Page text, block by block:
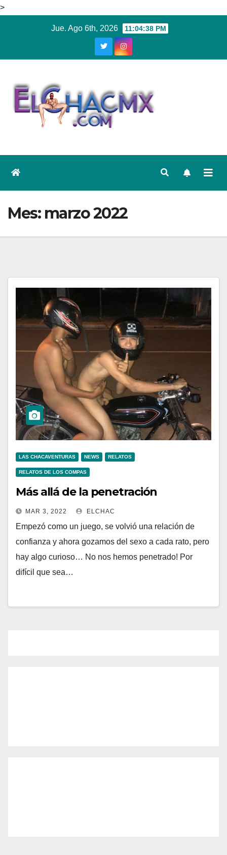
>
Jue. Ago 6th, 2026 11:04:38 PM
Mes: marzo 2022
LAS CHACAVENTURAS NEWS RELATOS
RELATOS DE LOS COMPAS
Más allá de la penetración
MAR 3, 2022 ELCHAC
Empezó como un juego, se volvió una relación de
confianza y ahora gozamos del sexo a cada rato, pero
hay algo curioso… No nos hemos penetrado! Por
difícil que sea…